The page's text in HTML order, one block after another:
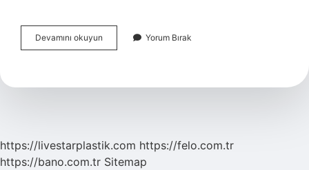
Devamını okuyun
Türklerde
Demek
Yorum Bırak
https://livestarplastik.com https://felo.com.tr
https://bano.com.tr Sitemap